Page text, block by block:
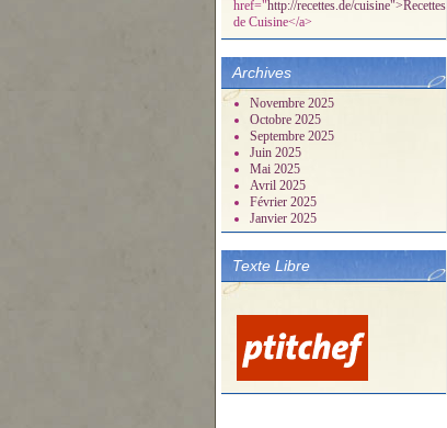
href="http://recettes.de/cuisine">Recettes
de Cuisine</a>
Archives
Novembre 2025
Octobre 2025
Septembre 2025
Juin 2025
Mai 2025
Avril 2025
Février 2025
Janvier 2025
Texte Libre